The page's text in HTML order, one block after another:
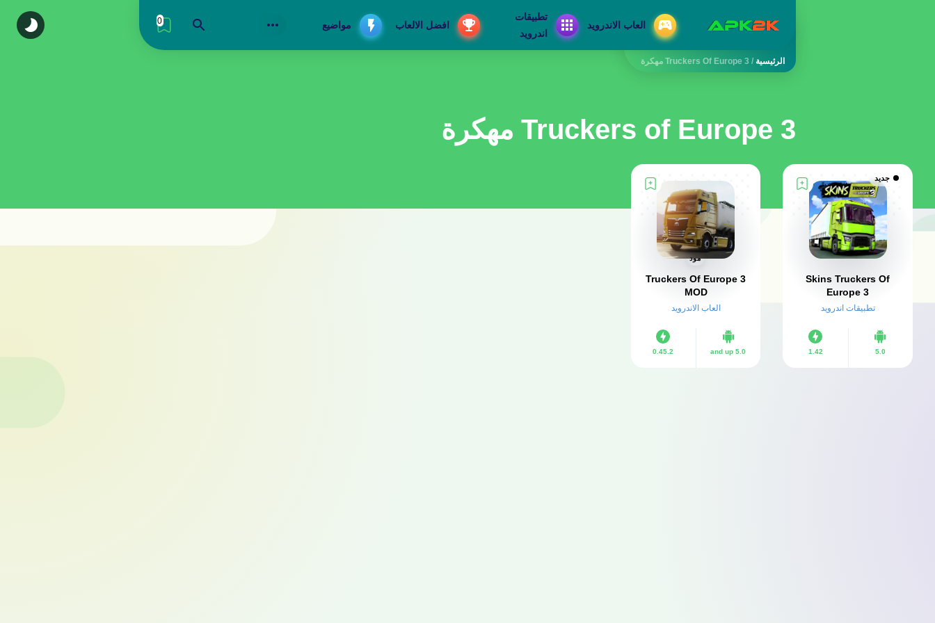
العاب الاندرويد
تطبيقات
اندرويد
افضل الالعاب مواضيع 0 اكتشف
الرئيسية / Truckers Of Europe 3 مهكرة
Truckers of Europe 3 مهكرة
جديد
Skins Truckers Of
Europe 3
تطبيقات اندرويد
5.0
1.42
مود
Truckers Of Europe 3
MOD
العاب الاندرويد
5.0 and up
0.45.2